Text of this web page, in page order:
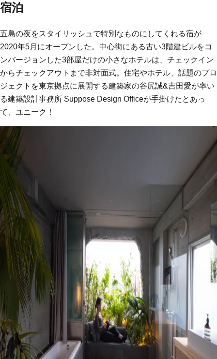
宿泊
五島の夜をスタイリッシュで特別なものにしてくれる宿が
2020年5月にオープンした。中心街にある古い3階建ビルをコ
ンバージョンした3部屋だけの小さなホテルは、チェックイン
からチェックアウトまで非対面式。住宅やホテル、話題のプロ
ジェクトを東京拠点に展開する建築家の谷尻誠&吉田愛が率い
る建築設計事務所 Suppose Design Officeが手掛けたとあっ
て、ユニーク！